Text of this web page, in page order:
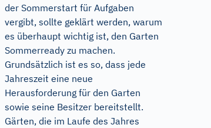
der Sommerstart für Aufgaben
vergibt, sollte geklärt werden, warum
es überhaupt wichtig ist, den Garten
Sommerready zu machen.
Grundsätzlich ist es so, dass jede
Jahreszeit eine neue
Herausforderung für den Garten
sowie seine Besitzer bereitstellt.
Gärten, die im Laufe des Jahres